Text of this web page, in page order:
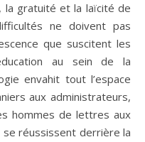
la gratuité et la laïcité de
ne doivent pas
que suscitent les
au sein de la
envahit tout l’espace
aux administrateurs,
hommes de lettres aux
réussissent derrière la